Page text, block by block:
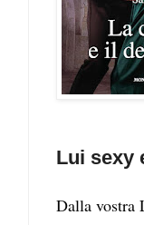
Lui sexy
Dalla vostra